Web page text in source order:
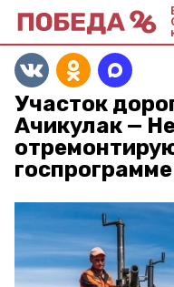
Участок
Ачикулак —
госпрограмме